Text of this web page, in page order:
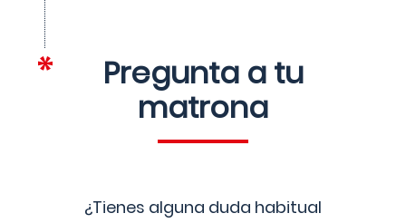
Pregunta a tu
matrona
¿Tienes alguna duda habitual